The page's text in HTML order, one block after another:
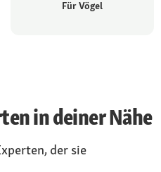
Für Vögel
in deiner Nähe
der sie